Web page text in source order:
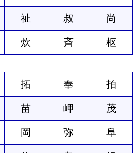
祉 叔 尚
炊 斉 枢
拓 奉 拍
苗 岬 茂
岡 弥 阜